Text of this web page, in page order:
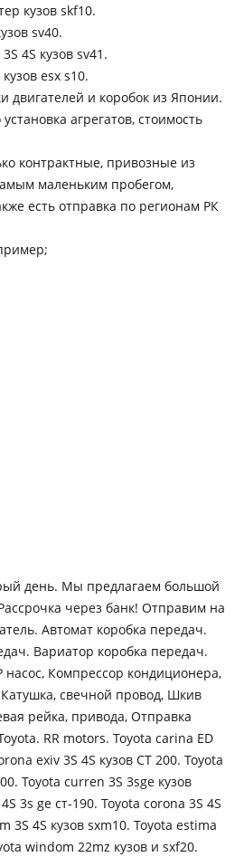
кузов skf10.
sv40.
4S кузов sv41.
esx s10.
и коробок из Японии.
агрегатов, стоимость
контрактные, привозные из
маленьким пробегом,
есть отправка по регионам РК
день. Мы предлагаем большой
через банк! Отправим на
Автомат коробка передач.
Вариатор коробка передач.
насос, Компрессор кондиционера,
свечной провод, Шкив
рейка, привода, Отправка
RR motors. Toyota carina ED
exiv 3S 4S кузов СТ 200. Toyota
Toyota curren 3S 3sge кузов
3s ge ст-190. Toyota corona 3S 4S
3S 4S кузов sxm10. Toyota estima
windom 22mz кузов и sxf20.